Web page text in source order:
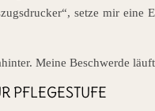
setze mir
Meine Beschwerde
PFLEGESTUFE